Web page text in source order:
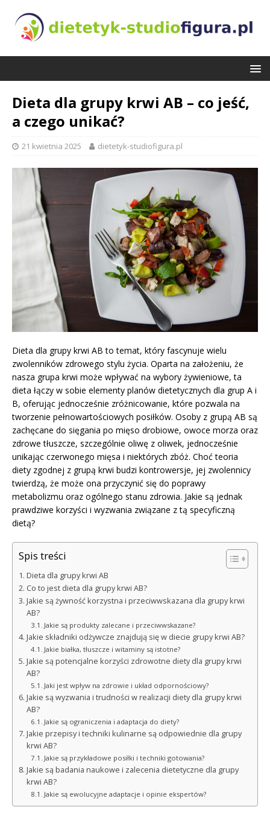
Dieta dla grupy krwi AB – co jeść,
a czego unikać?
21 kwietnia 2025 dietetyk-studiofigura.pl
Dieta dla grupy krwi AB to temat, który fascynuje wielu
zwolenników zdrowego stylu życia. Oparta na założeniu, że
nasza grupa krwi może wpływać na wybory żywieniowe, ta
dieta łączy w sobie elementy planów dietetycznych dla grup A i
B, oferując jednocześnie zróżnicowanie, które pozwala na
tworzenie pełnowartościowych posiłków. Osoby z grupą AB są
zachęcane do sięgania po mięso drobiowe, owoce morza oraz
zdrowe tłuszcze, szczególnie oliwę z oliwek, jednocześnie
unikając czerwonego mięsa i niektórych zbóż. Choć teoria
diety zgodnej z grupą krwi budzi kontrowersje, jej zwolennicy
twierdzą, że może ona przyczynić się do poprawy
metabolizmu oraz ogólnego stanu zdrowia. Jakie są jednak
prawdziwe korzyści i wyzwania związane z tą specyficzną
dietą?
Spis treści
Dieta dla grupy krwi AB
Co to jest dieta dla grupy krwi AB?
Jakie są żywność korzystna i przeciwwskazana dla grupy krwi
AB?
Jakie są produkty zalecane i przeciwwskazane?
Jakie składniki odżywcze znajdują się w diecie grupy krwi AB?
Jakie białka, tłuszcze i witaminy są istotne?
Jakie są potencjalne korzyści zdrowotne diety dla grupy krwi
AB?
Jaki jest wpływ na zdrowie i układ odpornościowy?
Jakie są wyzwania i trudności w realizacji diety dla grupy krwi
AB?
Jakie są ograniczenia i adaptacja do diety?
Jakie przepisy i techniki kulinarne są odpowiednie dla grupy
krwi AB?
Jakie są przykładowe posiłki i techniki gotowania?
Jakie są badania naukowe i zalecenia dietetyczne dla grupy
krwi AB?
Jakie są ewolucyjne adaptacje i opinie ekspertów?